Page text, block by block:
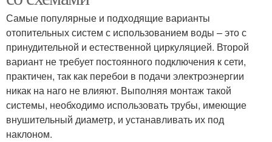
Самые популярные и подходящие варианты
отопительных систем с использованием воды – это с
принудительной и естественной циркуляцией. Второй
вариант не требует постоянного подключения к сети,
практичен, так как перебои в подачи электроэнергии
никак на наго не влияют. Выполняя монтаж такой
системы, необходимо использовать трубы, имеющие
внушительный диаметр, и устанавливать их под
наклоном.